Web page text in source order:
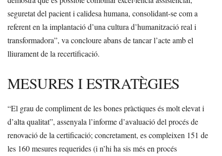
seguretat del pacient i calidesa humana, consolidant-se com a
referent en la implantació d’una cultura d’humanització real i
transformadora”, va concloure abans de tancar l’acte amb el
lliurament de la recertificació.
MESURES I ESTRATÈGIES
“El grau de compliment de les bones pràctiques és molt elevat i
d’alta qualitat”, assenyala l’informe d’avaluació del procés de
renovació de la certificació; concretament, es compleixen 151 de
les 160 mesures requerides (i n’hi ha sis més en procés